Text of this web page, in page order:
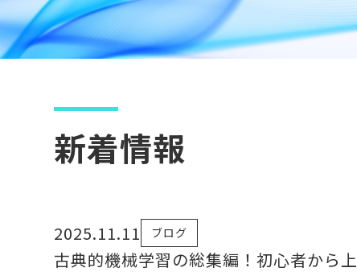
新着情報
2025.11.11 ブログ
古典的機械学習の総集編！初心者から